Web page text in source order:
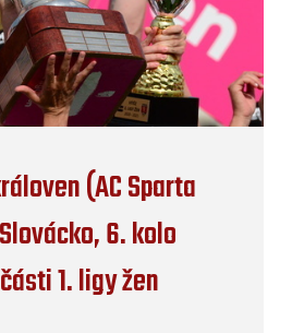
(AC Sparta
6. kolo
1. ligy žen